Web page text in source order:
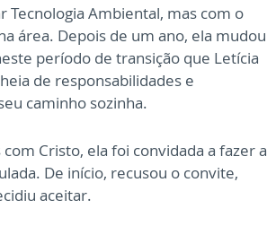
Tecnologia Ambiental, mas com o
área. Depois de um ano, ela mudou
período de transição que Letícia
de responsabilidades e
caminho sozinha.
Cristo, ela foi convidada a fazer a
De início, recusou o convite,
aceitar.